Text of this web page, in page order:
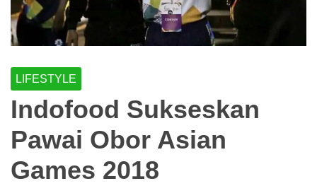
LIFESTYLE
Indofood Sukseskan
Pawai Obor Asian
Games 2018